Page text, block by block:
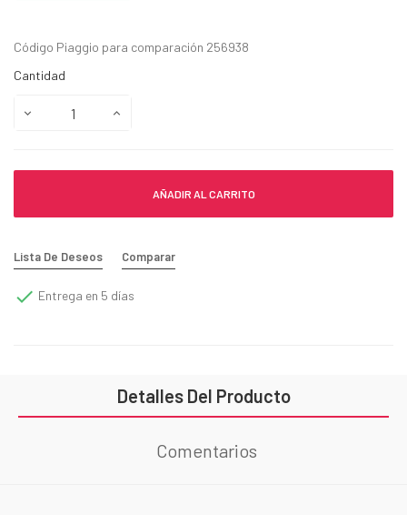
Código Piaggio para comparación 256938
Cantidad
AÑADIR AL CARRITO
Lista De Deseos Comparar
 Entrega en 5 días
Detalles Del Producto
Comentarios